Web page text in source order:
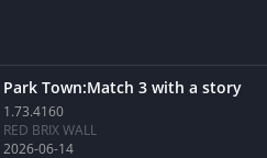
Park Town:Match 3 with a story
1.73.4160
RED BRIX WALL
2026-06-14